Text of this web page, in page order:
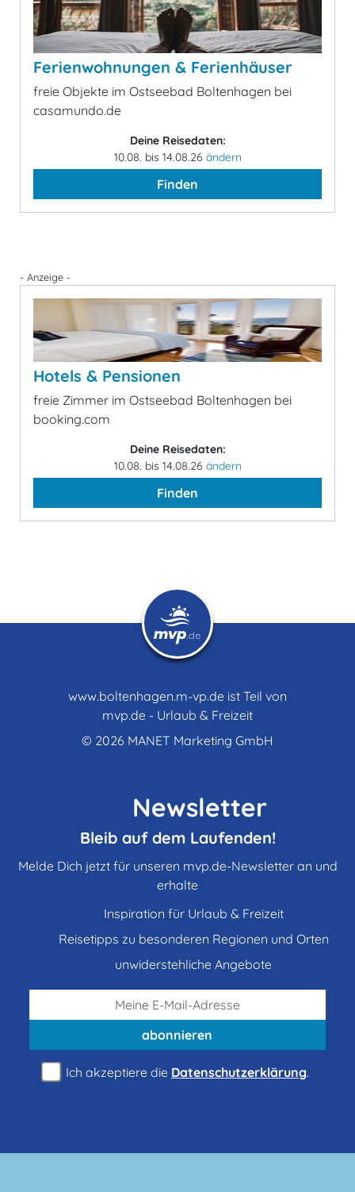
Ferienwohnungen & Ferienhäuser
freie Objekte im Ostseebad Boltenhagen bei
casamundo.de
Deine Reisedaten:
10.08. bis 14.08.26 ändern
Finden
- Anzeige -
Hotels & Pensionen
freie Zimmer im Ostseebad Boltenhagen bei
booking.com
Deine Reisedaten:
10.08. bis 14.08.26 ändern
Finden
www.boltenhagen.m-vp.de ist Teil von
mvp.de - Urlaub & Freizeit
© 2026 MANET Marketing GmbH
Newsletter
Bleib auf dem Laufenden!
Melde Dich jetzt für unseren mvp.de-Newsletter an und
erhalte
Inspiration für Urlaub & Freizeit
Reisetipps zu besonderen Regionen und Orten
unwiderstehliche Angebote
abonnieren
Ich akzeptiere die Datenschutzerklärung.